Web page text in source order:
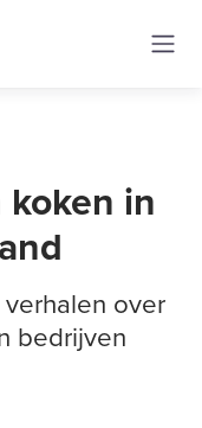
in
over
bedrijven